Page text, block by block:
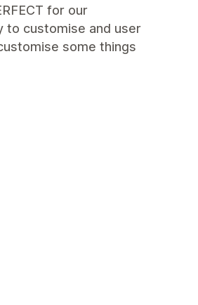
for our
to customise and user
some things